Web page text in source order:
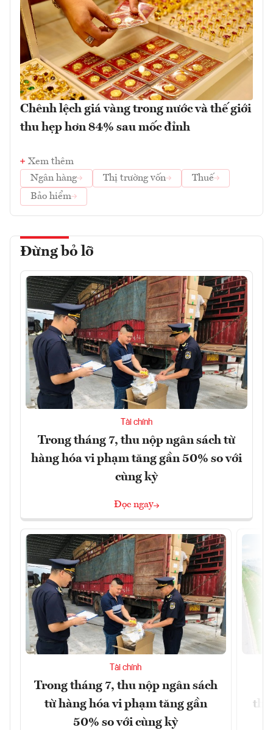
Chênh lệch giá vàng trong nước và thế giới
thu hẹp hơn 84% sau mốc đỉnh
Xem thêm
Ngân hàng
Thị trường vốn
Thuế
Bảo hiểm
Đừng bỏ lỡ
Tài chính
Trong tháng 7, thu nộp ngân sách từ
hàng hóa vi phạm tăng gần 50% so với
cùng kỳ
Đọc ngay
Tài chính
Trong tháng 7, thu nộp ngân sách
từ hàng hóa vi phạm tăng gần
50% so với cùng kỳ